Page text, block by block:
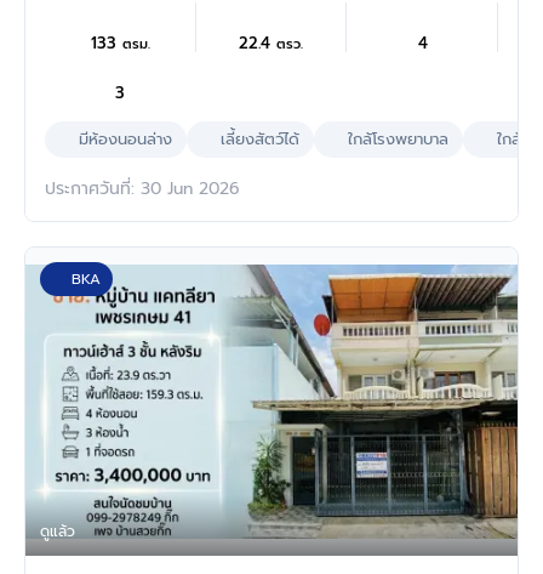
133 ตรม. 22.4ตรว. 4
3
มีห้องนอนล่าง
เลี้ยงสัตว์ได้ ใกล้โรงพยาบาล ใกล้ห้
ประกาศวันที่: 30 Jun 2026
BKA
ดูแล้ว